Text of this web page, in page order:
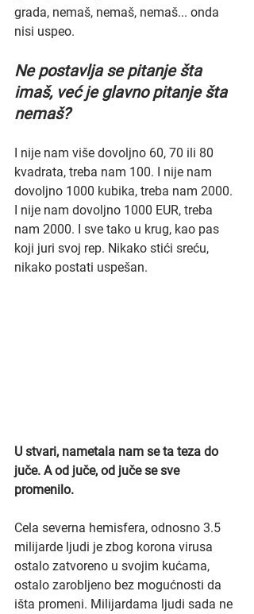
grada, nemaš, nemaš, nemaš... onda
nisi uspeo.
Ne postavlja se pitanje šta
imaš, već je glavno pitanje šta
nemaš?
I nije nam više dovoljno 60, 70 ili 80
kvadrata, treba nam 100. I nije nam
dovoljno 1000 kubika, treba nam 2000.
I nije nam dovoljno 1000 EUR, treba
nam 2000. I sve tako u krug, kao pas
koji juri svoj rep. Nikako stići sreću,
nikako postati uspešan.
U stvari, nametala nam se ta teza do
juče. A od juče, od juče se sve
promenilo.
Cela severna hemisfera, odnosno 3.5
milijarde ljudi je zbog korona virusa
ostalo zatvoreno u svojim kućama,
ostalo zarobljeno bez mogućnosti da
išta promeni. Milijardama ljudi sada ne